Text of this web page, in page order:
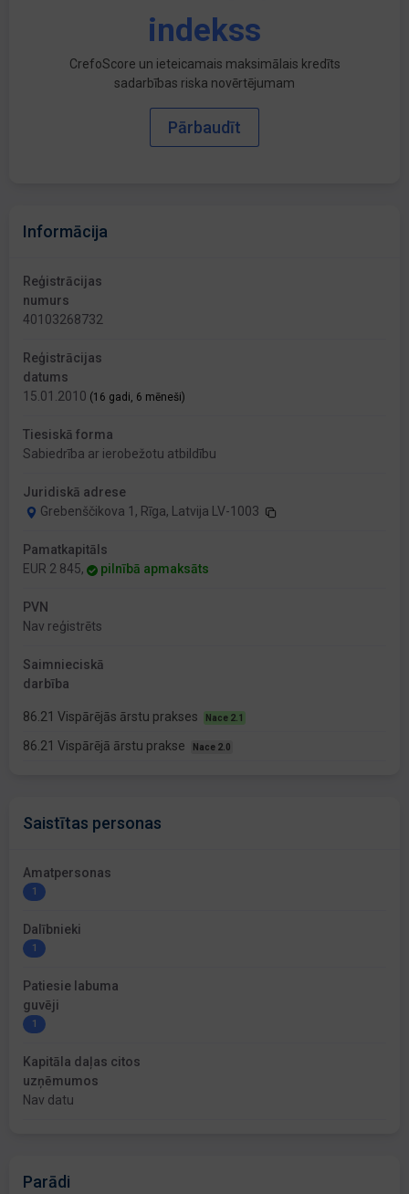
indekss
CrefoScore un ieteicamais maksimālais kredīts
sadarbības riska novērtējumam
Pārbaudīt
Informācija
Reģistrācijas
numurs
40103268732
Reģistrācijas
datums
15.01.2010 (16 gadi, 6 mēneši)
Tiesiskā forma
Sabiedrība ar ierobežotu atbildību
Juridiskā adrese
Grebenščikova 1, Rīga, Latvija LV-1003
Pamatkapitāls
EUR 2 845,
pilnībā apmaksāts
PVN
Nav reģistrēts
Saimnieciskā
darbība
86.21 Vispārējās ārstu prakses Nace 2.1
86.21 Vispārējā ārstu prakse Nace 2.0
Saistītas personas
Amatpersonas
1
Dalībnieki
1
Patiesie labuma
guvēji
1
Kapitāla daļas citos
uzņēmumos
Nav datu
Parādi